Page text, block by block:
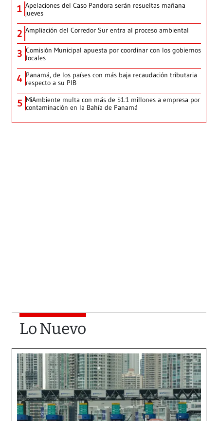
1 Apelaciones del Caso Pandora serán resueltas mañana
jueves
2 Ampliación del Corredor Sur entra al proceso ambiental
3 Comisión Municipal apuesta por coordinar con los gobiernos
locales
4 Panamá, de los países con más baja recaudación tributaria
respecto a su PIB
5 MiAmbiente multa con más de $1.1 millones a empresa por
contaminación en la Bahía de Panamá
Lo Nuevo